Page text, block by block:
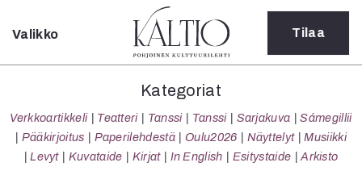
Sulje
Kategoriat
Verkkoartikkeli
Teatteri
Tanssi
Valikko Tilaa
Kategoriat
Verkkoartikkeli Teatteri Tanssi Tanssi Sarjakuva
Sámegillii
Pääkirjoitus
Paperilehdestä Oulu2026 Näyttelyt
Musiikki
Levyt
Kuvataide Kirjat In English Esitystaide Arkisto